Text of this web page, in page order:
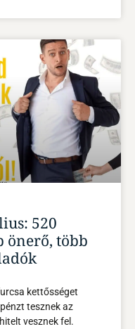
520
önerő, több
kettősséget
tesznek az
vesznek fel.